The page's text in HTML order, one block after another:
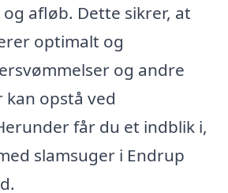
afløb. Dette sikrer, at
optimalt og
og andre
opstå ved
får du et indblik i,
slamsuger i Endrup